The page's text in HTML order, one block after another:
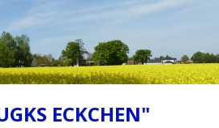
ECKCHEN"